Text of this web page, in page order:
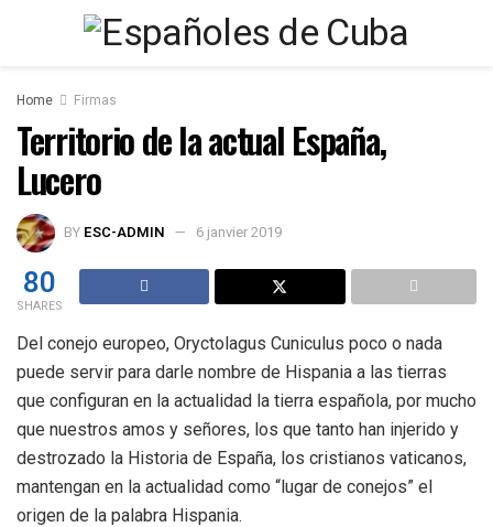
Home Firmas
Territorio de la actual España,
Lucero
BY ESC-ADMIN 6 janvier 2019
80
SHARES
Del conejo europeo, Oryctolagus Cuniculus poco o nada
puede servir para darle nombre de Hispania a las tierras
que configuran en la actualidad la tierra española, por mucho
que nuestros amos y señores, los que tanto han injerido y
destrozado la Historia de España, los cristianos vaticanos,
mantengan en la actualidad como “lugar de conejos” el
origen de la palabra Hispania.